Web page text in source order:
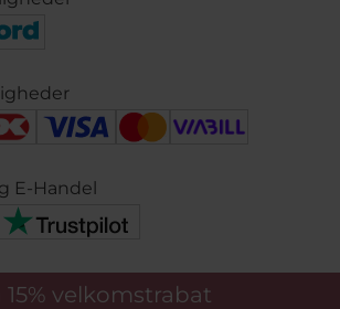
E-Handel
15% velkomstrabat